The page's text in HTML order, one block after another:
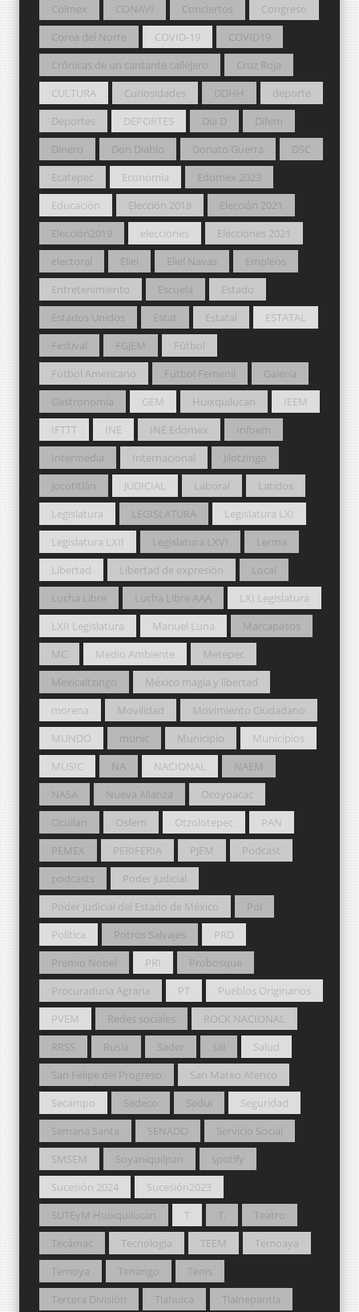
Colmex
CONAVI Conciertos
Congreso
Corea del Norte
COVID-19
COVID19
Crónicas de un cantante callejero
Cruz Roja
CULTURA
Curiosidades DDHH
deporte
Deportes
DEPORTES Día D
Difem
Dinero
Don Diablo Donato Guerra
DSC
Ecatepec
Economía
Edomex 2023
Educación
Elección 2018
Elección 2021
Elección2019
elecciones
Elecciones 2021
electoral
Eliel Eliel Navas
Empleos
Entretenimiento
Escuela
Estado
Estados Unidos
Estat Estatal
ESTATAL
Festival
FGJEM
Fútbol
Fútbol Americano
Fútbol Femenil
Galería
Gastronomía
GEM Huixquilucan
IEEM
IFTTT
INE INE Edomex
Infoem
Intermedia
Internacional
Jilotzingo
Jocotitlán
JUDICIAL Laboral
Latidos
Legislatura
LEGISLATURA
Legislatura LXI
Legislatura LXII
Legislatura LXVI
Lerma
Libertad
Libertad de expresión
Local
Lucha Libre
Lucha Libre AAA
LXI Legislatura
LXII Legislatura
Manuel Luna
Marcapasos
MC
Medio Ambiente
Metepec
Mexicaltzingo
México magia y libertad
morena
Movilidad
Movimiento Ciudadano
MUNDO
munic Municipio
Municipios
MUSIC
NA NACIONAL
NAEM
NASA
Nueva Alianza
Ocoyoacac
Ocuilan
Osfem Otzolotepec
PAN
PEMEX
PERIFERIA PJEM
Podcast
podcasts
Poder Judicial
Poder Judicial del Estado de México
Pol
Política
Potros Salvajes
PRD
Premio Nobel
PRI
Probosque
Procuraduría Agraria
PT
Pueblos Originarios
PVEM
Redes sociales
ROCK NACIONAL
RRSS
Rusia Sader sal
Salud
San Felipe del Progreso
San Mateo Atenco
Secampo
Sedeco Sedui
Seguridad
Semana Santa
SENADO
Servicio Social
SMSEM
Soyaniquilpan
spotify
Sucesión 2024
Sucesión2023
SUTEyM Huixquilucan
T T.
Teatro
Tecámac
Tecnología TEEM
Temoaya
Temoya
Tenango
Tenis
Tercera División
Tlahuica Tlalnepantla